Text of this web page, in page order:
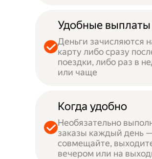
Удобные выплаты
Деньги зачисляются
карту либо сразу
поездки, либо раз в
или чаще
Когда удобно
Необязательно
заказы каждый день
совмещайте,
вечером или на